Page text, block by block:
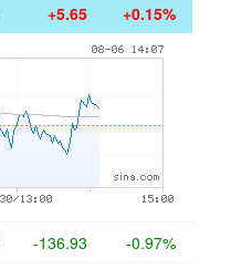
+5.65 +0.15%
-136.93 -0.97%